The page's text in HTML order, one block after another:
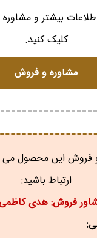
بیشتر و مشاوره
کلیک کنید.
مشاوره و فروش
این محصول می
ارتباط باشید:
فروش: هدی